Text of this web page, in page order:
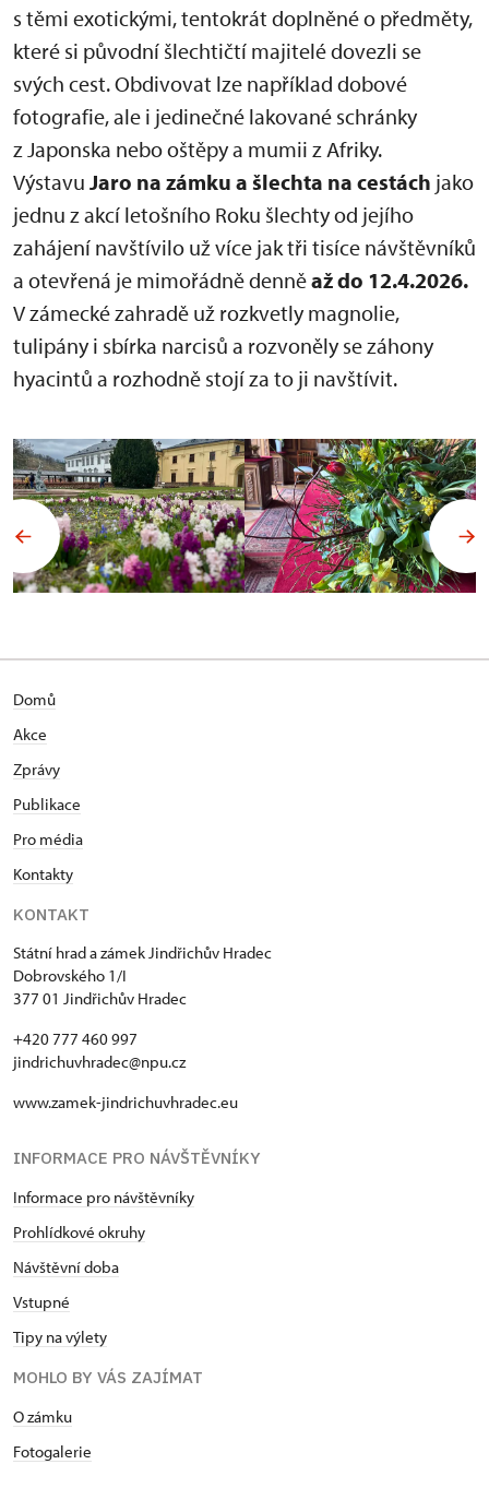
s těmi exotickými, tentokrát doplněné o předměty,
které si původní šlechtičtí majitelé dovezli se
svých cest. Obdivovat lze například dobové
fotografie, ale i jedinečné lakované schránky
z Japonska nebo oštěpy a mumii z Afriky.
Výstavu Jaro na zámku a šlechta na cestách jako
jednu z akcí letošního Roku šlechty od jejího
zahájení navštívilo už více jak tři tisíce návštěvníků
a otevřená je mimořádně denněaž do 12.4.2026.
V zámecké zahradě už rozkvetly magnolie,
tulipány i sbírka narcisů a rozvoněly se záhony
hyacintů a rozhodně stojí za to ji navštívit.
Domů
Akce
Zprávy
Publikace
Pro média
Kontakty
KONTAKT
Státní hrad a zámek Jindřichův Hradec
Dobrovského 1/I
377 01 Jindřichův Hradec
+420 777 460 997
jindrichuvhradec@npu.cz
www.zamek-jindrichuvhradec.eu
INFORMACE PRO NÁVŠTĚVNÍKY
Informace pro návštěvníky
Prohlídkové okruhy
Návštěvní doba
Vstupné
Tipy na výlety
MOHLO BY VÁS ZAJÍMAT
O zámku
Fotogalerie